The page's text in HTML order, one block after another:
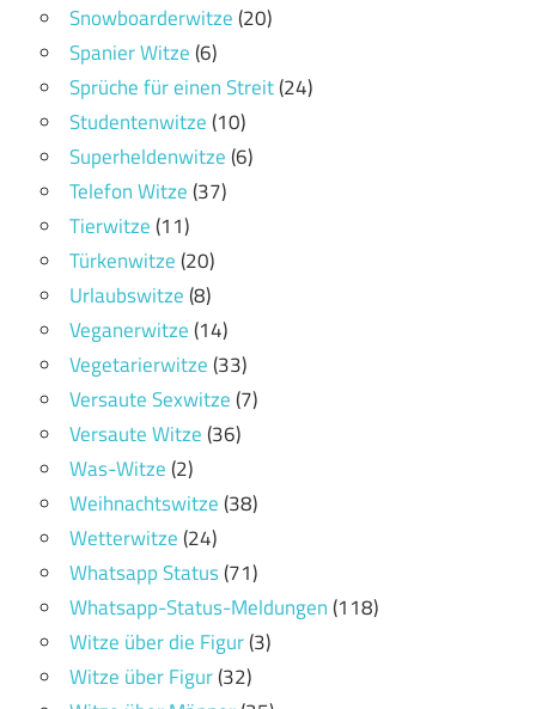
Snowboarderwitze(20)
Spanier Witze(6)
Sprüche für einen Streit(24)
Studentenwitze(10)
Superheldenwitze(6)
Telefon Witze(37)
Tierwitze(11)
Türkenwitze(20)
Urlaubswitze(8)
Veganerwitze(14)
Vegetarierwitze(33)
Versaute Sexwitze(7)
Versaute Witze(36)
Was-Witze(2)
Weihnachtswitze(38)
Wetterwitze(24)
Whatsapp Status(71)
Whatsapp-Status-Meldungen(118)
Witze über die Figur(3)
Witze über Figur(32)